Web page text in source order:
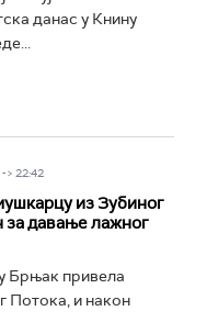
данас у Книну
> 22:42
из Зубиног
давање лажног
Брњак привела
Потока, и након